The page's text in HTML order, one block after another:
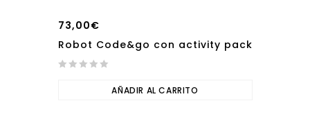
73,00€
Robot Code&go con activity pack
AÑADIR AL CARRITO